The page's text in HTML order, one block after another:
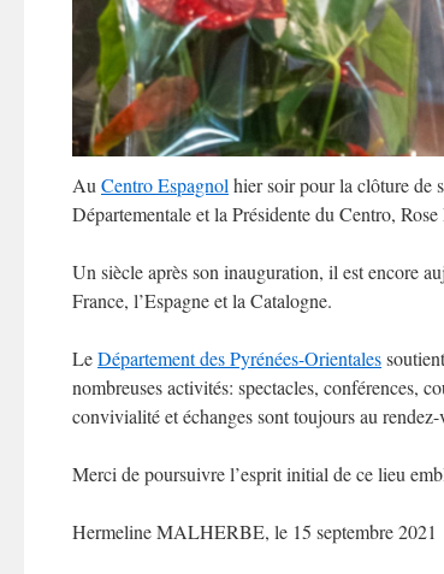
AuCentro Espagnolhier soir pour la clôture de
Départementale et la Présidente du Centro,
Un siècle après son inauguration, il est encore
France, l’Espagne et la Catalogne.
LeDépartement des Pyrénées-Orientales
nombreuses activités: spectacles, conférences,
convivialité et échanges sont toujours au rendez-
Merci de poursuivre l’esprit initial de ce lieu
Hermeline MALHERBE, le 15 septembre 2021